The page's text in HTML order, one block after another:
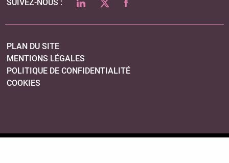
SUIVEZ-NOUS : LINKEDINTWITTERFACEBOOK
PLAN DU SITE
MENTIONS LÉGALES
POLITIQUE DE CONFIDENTIALITÉ
COOKIES